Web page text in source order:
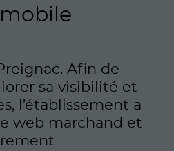
Afin de
sa visibilité et
l’établissement a
web marchand et